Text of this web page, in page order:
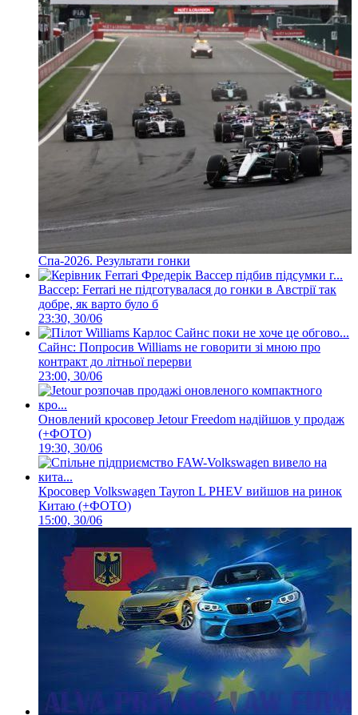
Спа-2026. Результати гонки
Вассер: Ferrari не підготувалася до гонки в Австрії так
добре, як варто було б
23:30, 30/06
Сайнс: Попросив Williams не говорити зі мною про
контракт до літньої перерви
23:00, 30/06
Оновлений кросовер Jetour Freedom надійшов у продаж
(+ФОТО)
19:30, 30/06
Кросовер Volkswagen Tayron L PHEV вийшов на ринок
Китаю (+ФОТО)
15:00, 30/06